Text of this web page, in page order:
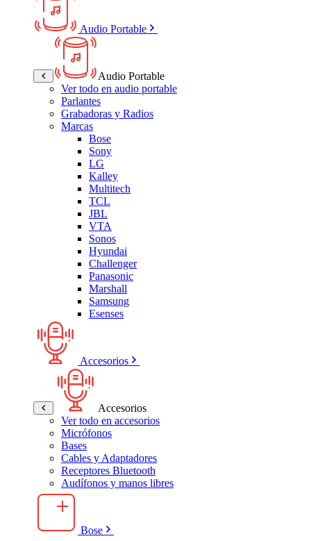
Audio Portable
Audio Portable
Ver todo en audio portable
Parlantes
Grabadoras y Radios
Marcas
Bose
Sony
LG
Kalley
Multitech
TCL
JBL
VTA
Sonos
Hyundai
Challenger
Panasonic
Marshall
Samsung
Esenses
Accesorios
Accesorios
Ver todo en accesorios
Micrófonos
Bases
Cables y Adaptadores
Receptores Bluetooth
Audífonos y manos libres
Bose